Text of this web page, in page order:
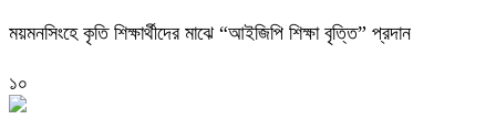
ময়মনসিংহে কৃতি শিক্ষার্থীদের মাঝে “আইজিপি শিক্ষা বৃত্তি” প্রদান
১০